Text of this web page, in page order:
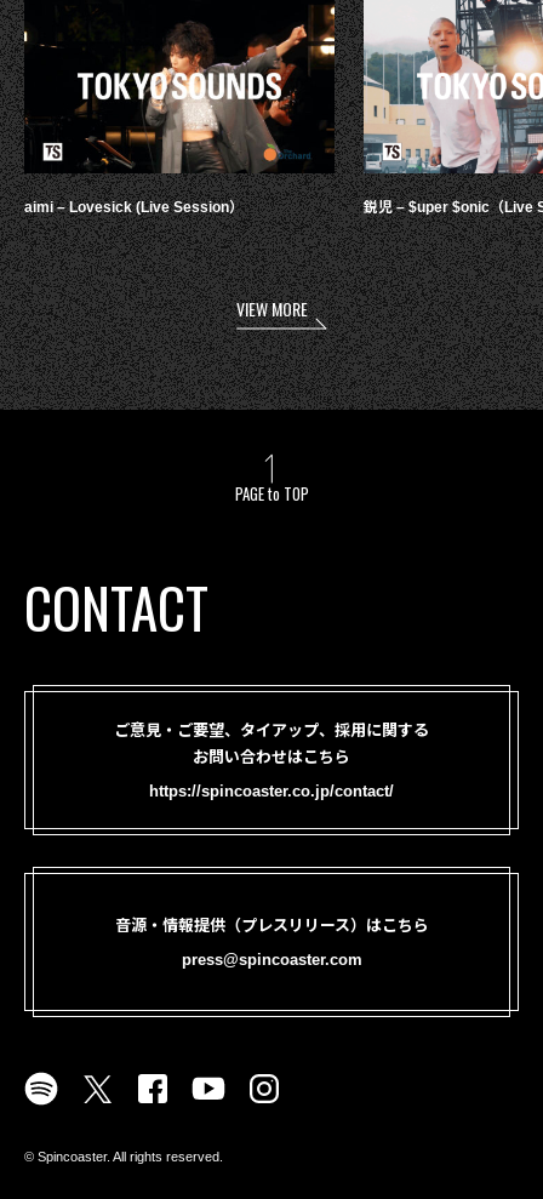
aimi – Lovesick (Live Session） 鋭児 – $uper $onic（Live
VIEW MORE
PAGE to TOP
CONTACT
ご意見・ご要望、タイアップ、採用に関する
お問い合わせはこちら
https://spincoaster.co.jp/contact/
音源・情報提供（プレスリリース）はこちら
press@spincoaster.com
©︎ Spincoaster. All rights reserved.